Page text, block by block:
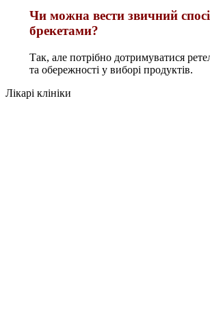
Чи можна вести звичний
брекетами?
Так, але потрібно дотримуватися
та обережності у виборі продуктів.
Лікарі клініки